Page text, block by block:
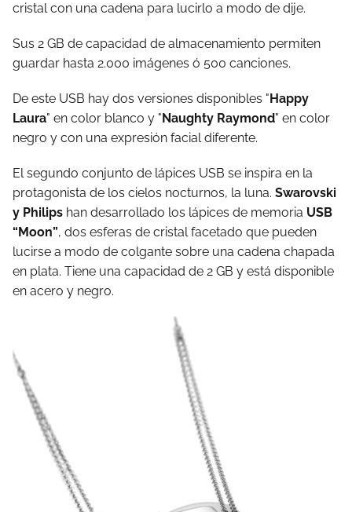
cristal con una cadena para lucirlo a modo de dije.
Sus 2 GB de capacidad de almacenamiento permiten
guardar hasta 2.000 imágenes ó 500 canciones.
De este USB hay dos versiones disponibles "Happy
Laura" en color blanco y "Naughty Raymond" en color
negro y con una expresión facial diferente.
El segundo conjunto de lápices USB se inspira en la
protagonista de los cielos nocturnos, la luna. Swarovski
y Philips han desarrollado los lápices de memoria USB
“Moon”, dos esferas de cristal facetado que pueden
lucirse a modo de colgante sobre una cadena chapada
en plata. Tiene una capacidad de 2 GB y está disponible
en acero y negro.